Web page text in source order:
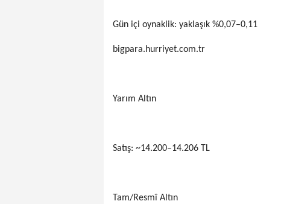
Gün içi oynaklik: yaklaşık %0,07–0,11
bigpara.hurriyet.com.tr
Yarım Altın
Satış: ~14.200–14.206 TL
Tam/Resmî Altın